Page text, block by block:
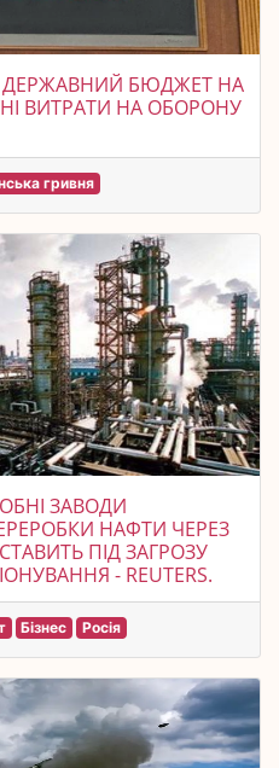
ДЕРЖАВНИЙ БЮДЖЕТ НА
ВИТРАТИ НА ОБОРОНУ
гривня
ЗАВОДИ
НАФТИ ЧЕРЕЗ
ПІД ЗАГРОЗУ
- REUTERS.
Бізнес Росія